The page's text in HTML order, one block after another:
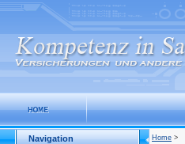
Navigation Home >